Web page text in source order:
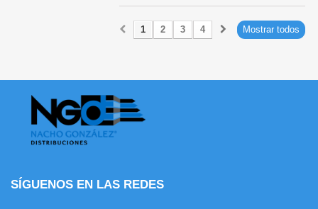
Mostrar todos
1 2 3 4
SÍGUENOS EN LAS REDES